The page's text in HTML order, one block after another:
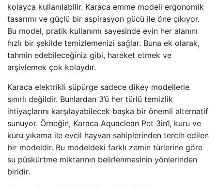
kolayca kullanılabilir. Karaca emme modeli ergonomik
tasarımı ve güçlü bir aspirasyon gücü ile öne çıkıyor.
Bu model, pratik kullanımı sayesinde evin her alanını
hızlı bir şekilde temizlemenizi sağlar. Buna ek olarak,
tahmin edebileceğiniz gibi, hareket etmek ve
arşivlemek çok kolaydır.
Karaca elektrikli süpürge sadece dikey modellerle
sınırlı değildir. Bunlardan 3’ü her türlü temizlik
ihtiyaçlarını karşılayabilecek başka bir önemli alternatif
sunuyor. Örneğin, Karaca Aquaclean Pet 3in1, kuru ve
kuru yıkama ile evcil hayvan sahiplerinden tercih edilen
bir modeldir. Bu modeldeki farklı zemin türlerine göre
su püskürtme miktarının belirlenmesinin yönlerinden
biridir.